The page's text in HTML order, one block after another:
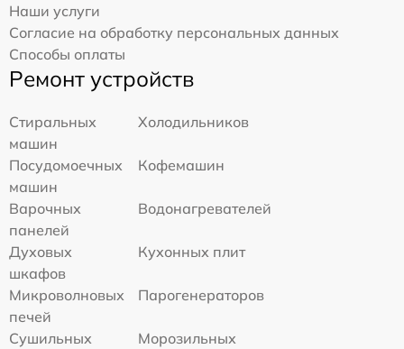
Наши услуги
Согласие на обработку персональных данных
Способы оплаты
Ремонт устройств
Стиральных
машин
Холодильников
Посудомоечных
машин
Кофемашин
Варочных
панелей
Водонагревателей
Духовых
шкафов
Кухонных плит
Микроволновых
печей
Парогенераторов
Сушильных
Морозильных